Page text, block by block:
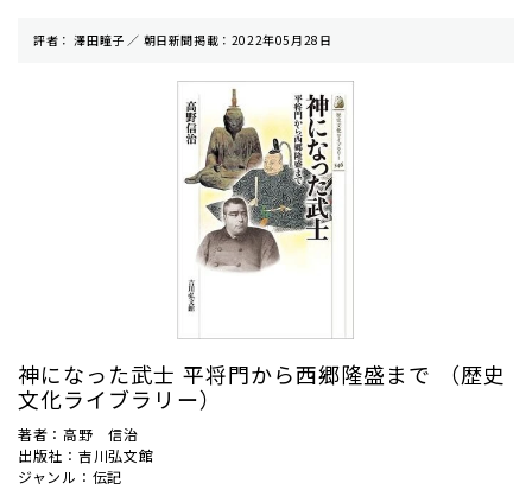
評者： 澤田瞳子 ／ 朝⽇新聞掲載：2022年05月28日
神になった武士 平将門から西郷隆盛まで （歴史
文化ライブラリー）
著者：高野 信治
出版社：吉川弘文館
ジャンル：伝記